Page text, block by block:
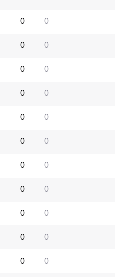
0
0
0
0
0
0
0
0
0
0
0
0
0
0
0
0
0
0
0
0
0
0